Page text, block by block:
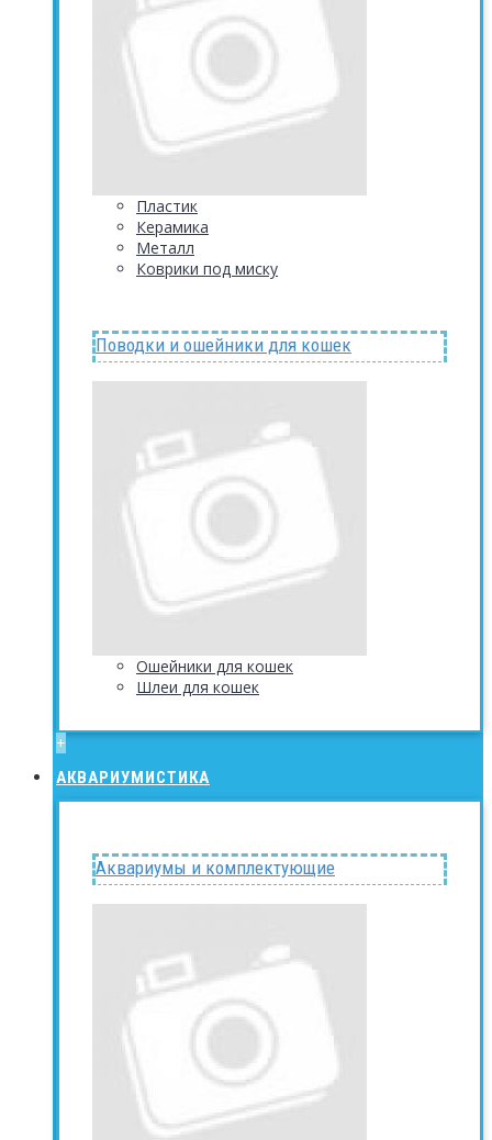
Пластик
Керамика
Металл
Коврики под миску
Поводки и ошейники для кошек
Ошейники для кошек
Шлеи для кошек
+
АКВАРИУМИСТИКА
Аквариумы и комплектующие